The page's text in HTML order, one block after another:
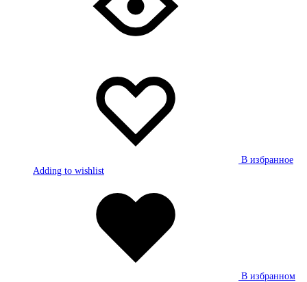
В избранное
Adding to wishlist
В избранном